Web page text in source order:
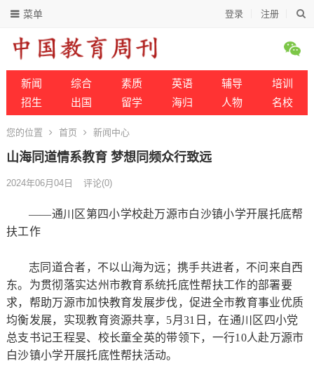
登录 注册
菜单
新闻 综合 素质 英语 辅导
培训
招生
出国 留学 海归 人物 名校
您的位置 首页 新闻中心
山海同道情系教育 梦想同频众行致远
2024年06月04日 评论(0)
——通川区第四小学校赴万源市白沙镇小学开展托底帮
扶工作
志同道合者，不以山海为远；携手共进者，不问来自西
东。为贯彻落实达州市教育系统托底性帮扶工作的部署要
求，帮助万源市加快教育发展步伐，促进全市教育事业优质
均衡发展，实现教育资源共享，5月31日，在通川区四小党
总支书记王程旻、校长童全英的带领下，一行10人赴万源市
白沙镇小学开展托底性帮扶活动。